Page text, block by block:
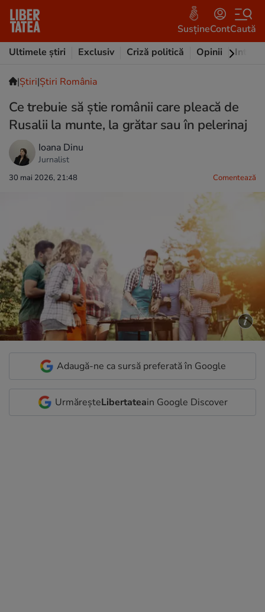
SusțineContCaută
Ultimele știri
Exclusiv Criză politică Opinii
|Ştiri|Știri România
Ce trebuie să știe românii care pleacă de
Rusalii la munte, la grătar sau în pelerinaj
Ioana Dinu
Jurnalist
30 mai 2026, 21:48 Comentează
Adaugă-ne ca sursă preferată în Google
UrmăreșteLibertateain Google Discover